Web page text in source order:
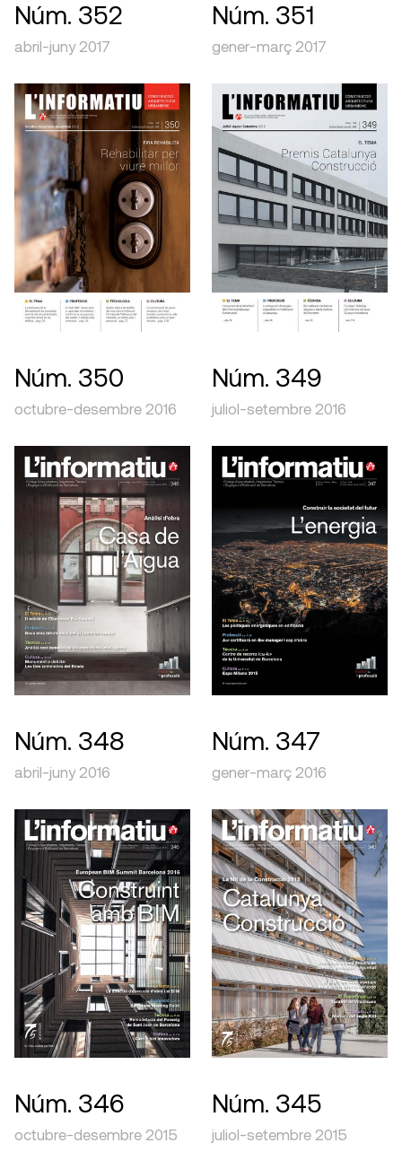
Núm. 352
abril-juny 2017
Núm. 351
gener-març 2017
Núm. 350
octubre-desembre 2016
Núm. 349
juliol-setembre 2016
Núm. 348
abril-juny 2016
Núm. 347
gener-març 2016
Núm. 346
octubre-desembre 2015
Núm. 345
juliol-setembre 2015